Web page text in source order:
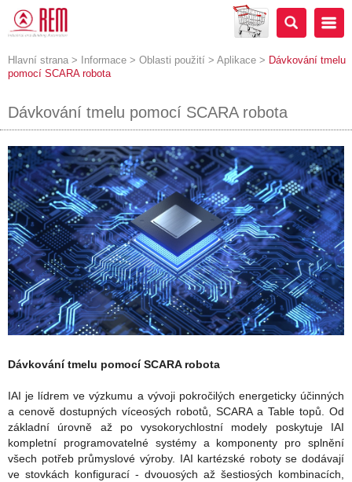
Hlavní strana > Informace > Oblasti použití > Aplikace > Dávkování tmelu
pomocí SCARA robota
Dávkování tmelu pomocí SCARA robota
Dávkování tmelu pomocí SCARA robota
IAI je lídrem ve výzkumu a vývoji pokročilých energeticky účinných
a cenově dostupných víceosých robotů, SCARA a Table topů. Od
základní úrovně až po vysokorychlostní modely poskytuje IAI
kompletní programovatelné systémy a komponenty pro splnění
všech potřeb průmyslové výroby. IAI kartézské roboty se dodávají
ve stovkách konfigurací - dvouosých až šestiosých kombinacích,